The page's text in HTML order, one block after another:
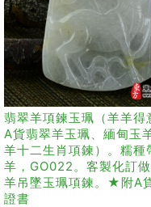
翡翠羊項鍊玉珮（羊羊得
A貨翡翠羊玉珮、緬甸玉
羊十二生肖項鍊）。糯種
羊，GO022。客製化訂
羊吊墜玉珮項鍊。★附A
證書